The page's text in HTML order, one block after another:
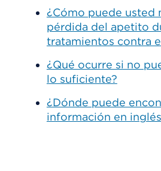
¿Cómo puede usted
pérdida del apetito
tratamientos contra
¿Qué ocurre si no
lo suficiente?
¿Dónde puede
información en